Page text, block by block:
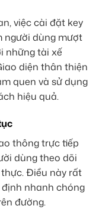
việc cài đặt key
người dùng mượt
những tài xế
diện thân thiện
quen và sử dụng
hiệu quả.
thông trực tiếp
dùng theo dõi
Điều này rất
nhanh chóng
đường.